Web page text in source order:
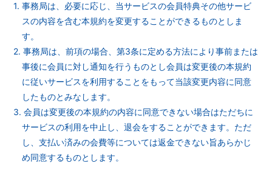
1. 事務局は、必要に応じ、当サービスの会員特典その他サービ
スの内容を含む本規約を変更することができるものとしま
す。
2. 事務局は、前項の場合、第3条に定める方法により事前または
事後に会員に対し通知を行うものとし会員は変更後の本規約
に従いサービスを利用することをもって当該変更内容に同意
したものとみなします。
3. 会員は変更後の本規約の内容に同意できない場合はただちに
サービスの利用を中止し、退会をすることができます。ただ
し、支払い済みの会費等については返金できない旨あらかじ
め同意するものとします。